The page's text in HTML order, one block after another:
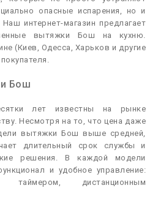
опасные испарения, но и
интернет-магазин предлагает
вытяжки Бош на кухню.
(Киев, Одесса, Харьков и другие
Бош
лет известны на рынке
Несмотря на то, что цена даже
вытяжки Бош выше средней,
длительный срок службы и
решения. В каждой модели
и удобное управление:
таймером, дистанционным